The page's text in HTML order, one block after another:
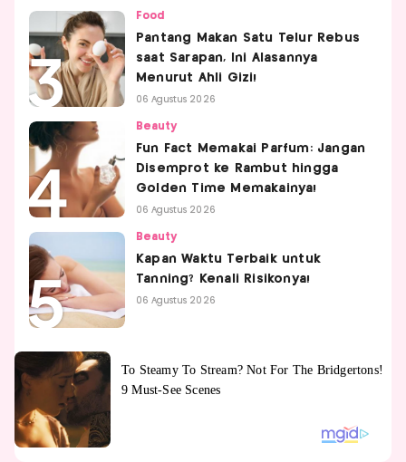
Food
Pantang Makan Satu Telur Rebus
saat Sarapan, Ini Alasannya
Menurut Ahli Gizi!
06 Agustus 2026
Beauty
Fun Fact Memakai Parfum: Jangan
Disemprot ke Rambut hingga
Golden Time Memakainya!
06 Agustus 2026
Beauty
Kapan Waktu Terbaik untuk
Tanning? Kenali Risikonya!
06 Agustus 2026